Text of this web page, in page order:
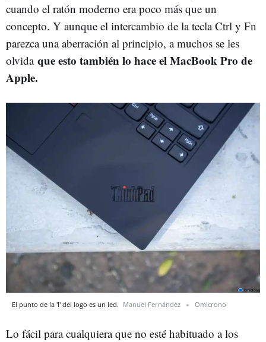
cuando el ratón moderno era poco más que un
concepto. Y aunque el intercambio de la tecla Ctrl y Fn
parezca una aberración al principio, a muchos se les
olvida que esto también lo hace el MacBook Pro de
Apple.
El punto de la 'I' del logo es un led. Manuel Fernández Omicrono
Lo fácil para cualquiera que no esté habituado a los